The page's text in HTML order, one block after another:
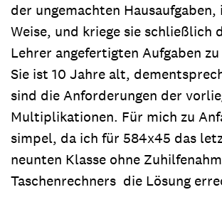
der ungemachten
Weise, und kriege sie schließlich
Lehrer angefertigten Aufgaben
Sie ist 10 Jahre alt,
sind die Anforderungen der
Multiplikationen. Für mich zu
simpel, da ich für 584x45 das
neunten Klasse ohne
Taschenrechners die Lösung